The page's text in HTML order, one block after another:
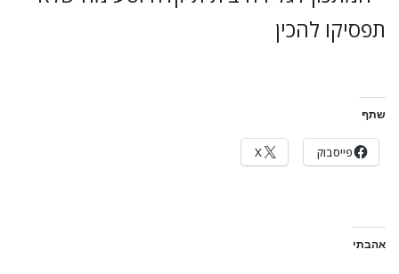
שתף
פייסבוק X
אהבתי